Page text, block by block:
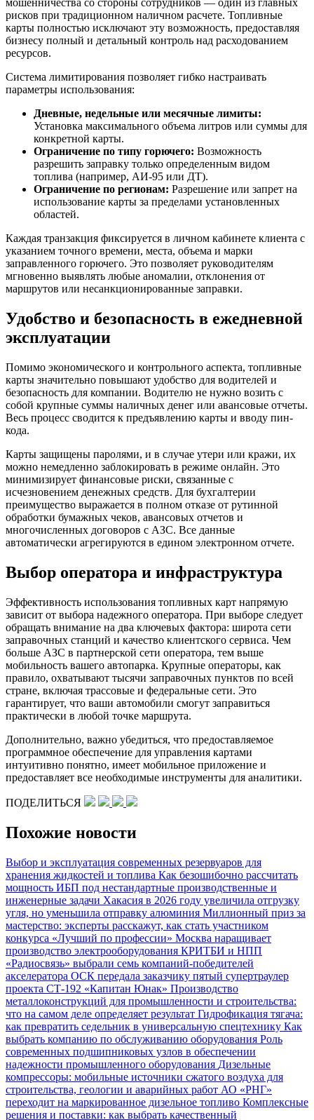
мошенничества со стороны сотрудников — один из главных
рисков при традиционном наличном расчете. Топливные
карты полностью исключают эту возможность, предоставляя
бизнесу полный и детальный контроль над расходованием
ресурсов.
Система лимитирования позволяет гибко настраивать
параметры использования:
Дневные, недельные или месячные лимиты:
Установка максимального объема литров или суммы для
конкретной карты.
Ограничение по типу горючего: Возможность
разрешить заправку только определенным видом
топлива (например, АИ-95 или ДТ).
Ограничение по регионам: Разрешение или запрет на
использование карты за пределами установленных
областей.
Каждая транзакция фиксируется в личном кабинете клиента с
указанием точного времени, места, объема и марки
заправленного горючего. Это позволяет руководителям
мгновенно выявлять любые аномалии, отклонения от
маршрутов или несанкционированные заправки.
Удобство и безопасность в ежедневной
эксплуатации
Помимо экономического и контрольного аспекта, топливные
карты значительно повышают удобство для водителей и
безопасность для компании. Водителю не нужно возить с
собой крупные суммы наличных денег или авансовые отчеты.
Весь процесс сводится к предъявлению карты и вводу пин-
кода.
Карты защищены паролями, и в случае утери или кражи, их
можно немедленно заблокировать в режиме онлайн. Это
минимизирует финансовые риски, связанные с
исчезновением денежных средств. Для бухгалтерии
преимущество выражается в полном отказе от рутинной
обработки бумажных чеков, авансовых отчетов и
многочисленных договоров с АЗС. Все данные
автоматически агрегируются в едином электронном отчете.
Выбор оператора и инфраструктура
Эффективность использования топливных карт напрямую
зависит от выбора надежного оператора. При выборе следует
обращать внимание на два ключевых фактора: широта сети
заправочных станций и качество клиентского сервиса. Чем
больше АЗС в партнерской сети оператора, тем выше
мобильность вашего автопарка. Крупные операторы, как
правило, охватывают тысячи заправочных пунктов по всей
стране, включая трассовые и федеральные сети. Это
гарантирует, что ваши автомобили смогут заправиться
практически в любой точке маршрута.
Дополнительно, важно убедиться, что предоставляемое
программное обеспечение для управления картами
интуитивно понятно, имеет мобильное приложение и
предоставляет все необходимые инструменты для аналитики.
ПОДЕЛИТЬСЯ
Похожие новости
Выбор и эксплуатация современных резервуаров для
хранения жидкостей и топлива Как безошибочно рассчитать
мощность ИБП под нестандартные производственные и
инженерные задачи Хакасия в 2026 году увеличила отгрузку
угля, но уменьшила отправку алюминия Миллионный приз за
мастерство: эксперты расскажут, как стать участником
конкурса «Лучший по профессии» Москва наращивает
производство электрооборудования КРИТБИ и НПП
«Радиосвязь» выбрали семь компаний-победителей
акселератора ОСК передала заказчику пятый супертраулер
проекта СТ-192 «Капитан Юнак» Производство
металлоконструкций для промышленности и строительства:
что на самом деле определяет результат Гидрофикация тягача:
как превратить седельник в универсальную спецтехнику Как
выбрать компанию по обслуживанию оборудования Роль
современных подшипниковых узлов в обеспечении
надежности промышленного оборудования Дизельные
компрессоры: мобильные источники сжатого воздуха для
строительства, геологии и аварийных работ АО «РНГ»
переходит на маркированное дизельное топливо Комплексные
решения и поставки: как выбрать качественный